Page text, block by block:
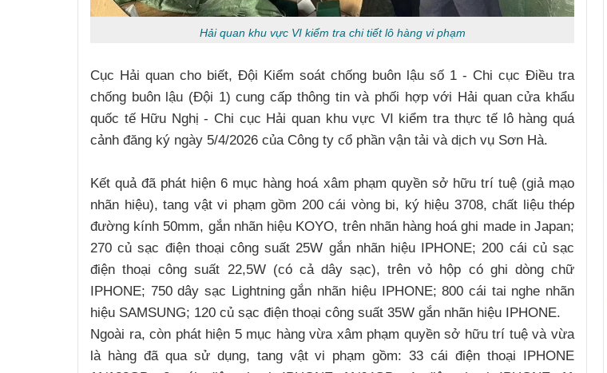
Hải quan khu vực VI kiểm tra chi tiết lô hàng vi phạm
Cục Hải quan cho biết, Đội Kiểm soát chống buôn lậu số 1 - Chi cục Điều tra
chống buôn lậu (Đội 1) cung cấp thông tin và phối hợp với Hải quan cửa khẩu
quốc tế Hữu Nghị - Chi cục Hải quan khu vực VI kiểm tra thực tế lô hàng quá
cảnh đăng ký ngày 5/4/2026 của Công ty cổ phần vận tải và dịch vụ Sơn Hà.
Kết quả đã phát hiện 6 mục hàng hoá xâm phạm quyền sở hữu trí tuệ (giả mạo
nhãn hiệu), tang vật vi phạm gồm 200 cái vòng bi, ký hiệu 3708, chất liệu thép
đường kính 50mm, gắn nhãn hiệu KOYO, trên nhãn hàng hoá ghi made in Japan;
270 củ sạc điện thoại công suất 25W gắn nhãn hiệu IPHONE; 200 cái củ sạc
điện thoại công suất 22,5W (có cả dây sạc), trên vỏ hộp có ghi dòng chữ
IPHONE; 750 dây sạc Lightning gắn nhãn hiệu IPHONE; 800 cái tai nghe nhãn
hiệu SAMSUNG; 120 củ sạc điện thoại công suất 35W gắn nhãn hiệu IPHONE.
Ngoài ra, còn phát hiện 5 mục hàng vừa xâm phạm quyền sở hữu trí tuệ và vừa
là hàng đã qua sử dụng, tang vật vi phạm gồm: 33 cái điện thoại IPHONE
Lý Nam Hùng